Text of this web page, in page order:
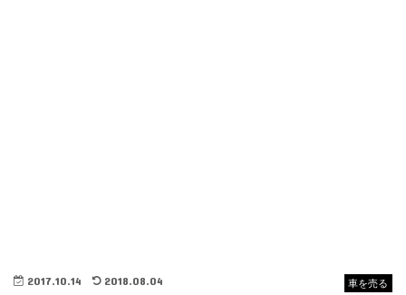
車を売る
2017.10.14 2018.08.04